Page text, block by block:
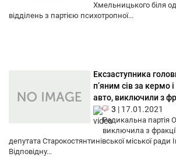
Хмельницького біля
відділень з партією психотропної...
Ексзаступника
п’яним сів за кермо
авто, виключили з
3 | 17.01.2021
Радикальна партія
виключила з
депутата Старокостянтинівської міської ради
Відповідну...